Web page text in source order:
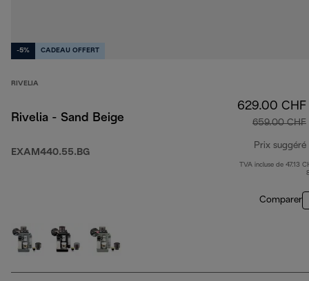
-5% CADEAU OFFERT
RIVELIA
Rivelia - Sand Beige
EXAM440.55.BG
629.00 CHF
659.00 CHF
Prix suggéré
TVA incluse de 47.13
Comparer